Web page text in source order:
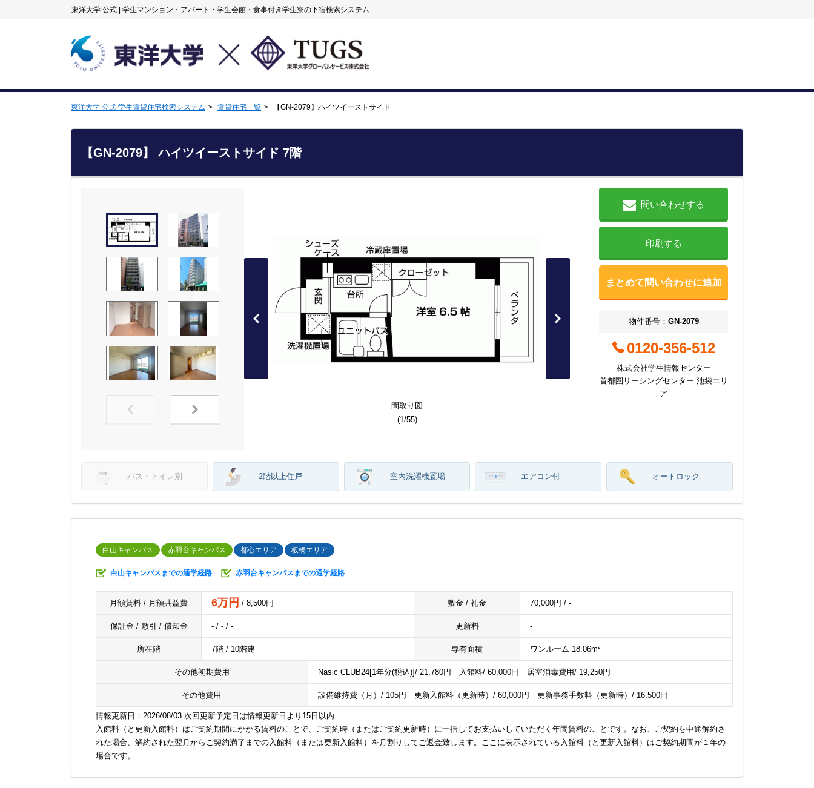
東洋大学 公式 学生マンション・アパート・学生会館・食事付き学生寮の下宿検索システム
東洋大学 公式 学生賃貸住宅検索システム 賃貸住宅一覧 【GN-2079】ハイツイーストサイド
【GN-2079】 ハイツイーストサイド 7階
その他
(1 /55)
間取り図
(1 /55)
建物外観
(1 /55)
建物外観
(1 /55)
建物外観
(1 /55)
居室・リビング
(1 /55)
居室・リビング
(1 /55)
居室・リビング
(1 /55)
居室・リビング
(1 /55)
居室・リビング
(1 /55)
居室・リビング
(1 /55)
キッチン
(1 /55)
キッチン
(1 /55)
キッチン
(1 /55)
キッチン
(1 /55)
キッチン
(1 /55)
バス
(1 /55)
バス
(1 /55)
バス
(1 /55)
トイレ
(1 /55)
トイレ
(1 /55)
収納
(1 /55)
収納
(1 /55)
その他部屋スペース
(1 /55)
その他部屋スペース
(1 /55)
その他部屋スペース
(1 /55)
洗面所写真
(1 /55)
洗面所写真
(1 /55)
バルコニー
(1 /55)
バルコニー
(1 /55)
バルコニー
(1 /55)
玄関
(1 /55)
玄関
(1 /55)
セキュリティ
(1 /55)
セキュリティ
(1 /55)
セキュリティ
(1 /55)
その他設備
(1 /55)
その他設備
(1 /55)
その他設備
(1 /55)
その他設備
(1 /55)
その他設備
(1 /55)
エントランス
(1 /55)
エントランス
(1 /55)
エントランス
(1 /55)
エントランス
(1 /55)
エントランス
(1 /55)
その他共用部分
(1 /55)
その他共用部分
(1 /55)
その他共用部分
(1 /55)
その他共用部分
(1 /55)
その他
(1 /55)
その他
(1 /55)
その他
(1 /55)
その他
(1 /55)
その他
(1 /55)
その他
(1 /55)
間取り図
(1 /55)
問い合わせする
印刷する
まとめて問い合わせに追加
物件番号： GN-2079
0120-356-512
株式会社学生情報センター
首都圏リーシングセンター 池袋エリ
ア
バス・トイレ別 2階以上住戸 室内洗濯機置場 エアコン付 オートロック
白山キャンパス 赤羽台キャンパス 都心エリア 板橋エリア
白山キャンパスまでの通学経路 赤羽台キャンパスまでの通学経路
月額賃料 / 月額共益費 6万円 / 8,500円 敷金 / 礼金 70,000円 / -
保証金 / 敷引 / 償却金 - / - / - 更新料 -
所在階 7階 / 10階建 専有面積 ワンルーム 18.06m²
その他初期費用 Nasic CLUB24[1年分(税込)]/ 21,780円 入館料/ 60,000円 居室消毒費用/ 19,250円
その他費用 設備維持費（月）/ 105円 更新入館料（更新時）/ 60,000円 更新事務手数料（更新時）/ 16,500円
情報更新日：2026/08/03 次回更新予定日は情報更新日より15日以内
入館料（と更新入館料）はご契約期間にかかる賃料のことで、ご契約時（またはご契約更新時）に一括してお支払いしていただく年間賃料のことです。なお、ご契約を中途解約さ
れた場合、解約された翌月からご契約満了までの入館料（または更新入館料）を月割りしてご返金致します。ここに表示されている入館料（と更新入館料）はご契約期間が１年の
場合です。